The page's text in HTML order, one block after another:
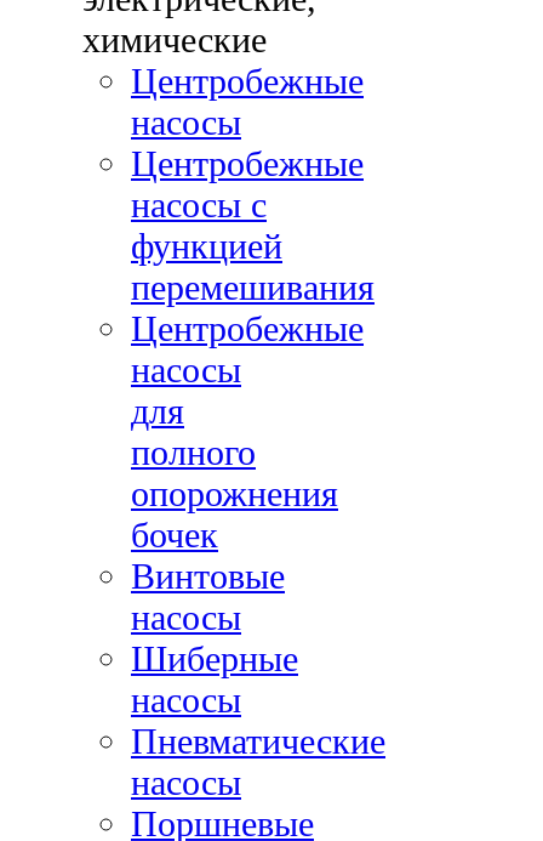
химические
Центробежные
насосы
Центробежные
насосы с
функцией
перемешивания
Центробежные
насосы
для
полного
опорожнения
бочек
Винтовые
насосы
Шиберные
насосы
Пневматические
насосы
Поршневые